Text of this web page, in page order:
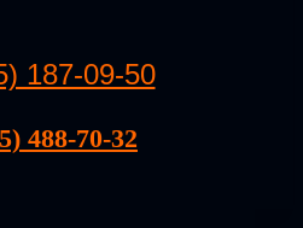
187-09-50
488-70-32